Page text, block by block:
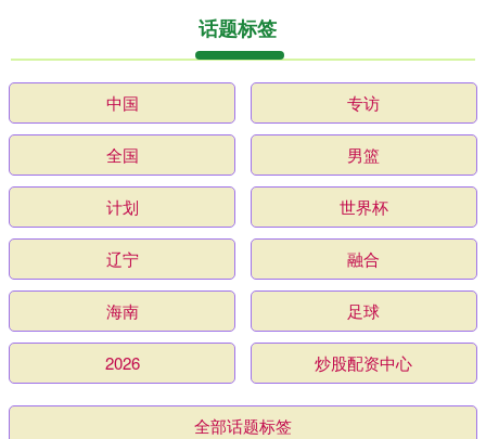
话题标签
中国 专访
全国 男篮
计划 世界杯
辽宁 融合
海南 足球
2026 炒股配资中心
全部话题标签